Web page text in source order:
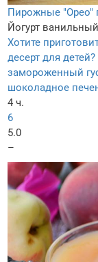
Пирожные "Орео"
Йогурт ванильный
Хотите
десерт для
замороженный
шоколадное
4 ч.
6
5.0
–